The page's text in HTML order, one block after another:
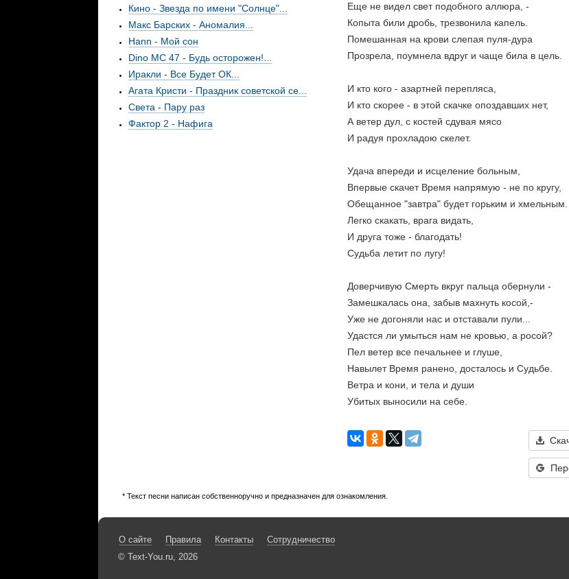
Еще не видел свет подобного аллюра, -
Копыта били дробь, трезвонила капель.
Помешанная на крови слепая пуля-дура
Прозрела, поумнела вдруг и чаще била в цель.
И кто кого - азартней перепляса,
И кто скорее - в этой скачке опоздавших нет,
А ветер дул, с костей сдувая мясо
И радуя прохладою скелет.
Удача впереди и исцеление больным,
Впервые скачет Время напрямую - не по кругу,
Обещанное "завтра" будет горьким и хмельным.
Легко скакать, врага видать,
И друга тоже - благодать!
Судьба летит по лугу!
Доверчивую Смерть вкруг пальца обернули -
Замешкалась она, забыв махнуть косой,-
Уже не догоняли нас и отставали пули...
Удастся ли умыться нам не кровью, а росой?
Пел ветер все печальнее и глуше,
Навылет Время ранено, досталось и Судьбе.
Ветра и кони, и тела и души
Убитых выносили на себе.
Кино - Звезда по имени "Cолнце"...
Макс Барских - Аномалия...
Hann - Мой сон
Dino MC 47 - Будь осторожен!...
Иракли - Все Будет ОК...
Агата Кристи - Праздник советской се...
Света - Пару раз
Фактор 2 - Нафига
* Текст песни написан собственноручно и предназначен для ознакомления.
О сайте Правила Контакты
Сотрудничество
© Text-You.ru, 2026